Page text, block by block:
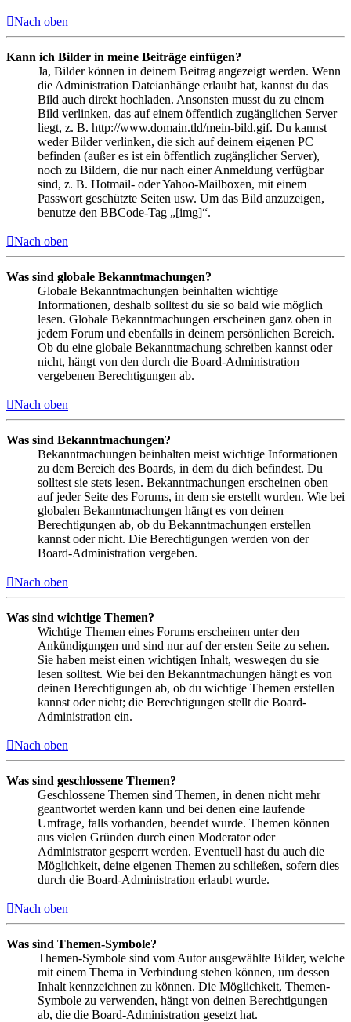
Nach oben
Kann ich Bilder in meine Beiträge einfügen?
Ja, Bilder können in deinem Beitrag angezeigt werden. Wenn
die Administration Dateianhänge erlaubt hat, kannst du das
Bild auch direkt hochladen. Ansonsten musst du zu einem
Bild verlinken, das auf einem öffentlich zugänglichen Server
liegt, z. B. http://www.domain.tld/mein-bild.gif. Du kannst
weder Bilder verlinken, die sich auf deinem eigenen PC
befinden (außer es ist ein öffentlich zugänglicher Server),
noch zu Bildern, die nur nach einer Anmeldung verfügbar
sind, z. B. Hotmail- oder Yahoo-Mailboxen, mit einem
Passwort geschützte Seiten usw. Um das Bild anzuzeigen,
benutze den BBCode-Tag „[img]“.
Nach oben
Was sind globale Bekanntmachungen?
Globale Bekanntmachungen beinhalten wichtige
Informationen, deshalb solltest du sie so bald wie möglich
lesen. Globale Bekanntmachungen erscheinen ganz oben in
jedem Forum und ebenfalls in deinem persönlichen Bereich.
Ob du eine globale Bekanntmachung schreiben kannst oder
nicht, hängt von den durch die Board-Administration
vergebenen Berechtigungen ab.
Nach oben
Was sind Bekanntmachungen?
Bekanntmachungen beinhalten meist wichtige Informationen
zu dem Bereich des Boards, in dem du dich befindest. Du
solltest sie stets lesen. Bekanntmachungen erscheinen oben
auf jeder Seite des Forums, in dem sie erstellt wurden. Wie bei
globalen Bekanntmachungen hängt es von deinen
Berechtigungen ab, ob du Bekanntmachungen erstellen
kannst oder nicht. Die Berechtigungen werden von der
Board-Administration vergeben.
Nach oben
Was sind wichtige Themen?
Wichtige Themen eines Forums erscheinen unter den
Ankündigungen und sind nur auf der ersten Seite zu sehen.
Sie haben meist einen wichtigen Inhalt, weswegen du sie
lesen solltest. Wie bei den Bekanntmachungen hängt es von
deinen Berechtigungen ab, ob du wichtige Themen erstellen
kannst oder nicht; die Berechtigungen stellt die Board-
Administration ein.
Nach oben
Was sind geschlossene Themen?
Geschlossene Themen sind Themen, in denen nicht mehr
geantwortet werden kann und bei denen eine laufende
Umfrage, falls vorhanden, beendet wurde. Themen können
aus vielen Gründen durch einen Moderator oder
Administrator gesperrt werden. Eventuell hast du auch die
Möglichkeit, deine eigenen Themen zu schließen, sofern dies
durch die Board-Administration erlaubt wurde.
Nach oben
Was sind Themen-Symbole?
Themen-Symbole sind vom Autor ausgewählte Bilder, welche
mit einem Thema in Verbindung stehen können, um dessen
Inhalt kennzeichnen zu können. Die Möglichkeit, Themen-
Symbole zu verwenden, hängt von deinen Berechtigungen
ab, die die Board-Administration gesetzt hat.